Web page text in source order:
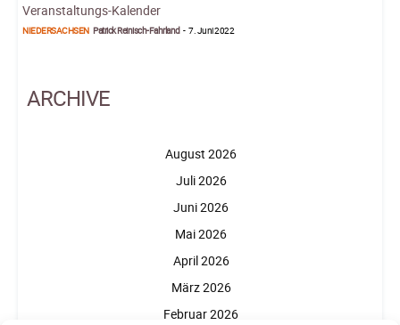
Veranstaltungs-Kalender
NIEDERSACHSEN Patrick Reinisch-Fahrland - 7. Juni 2022
ARCHIVE
August 2026
Juli 2026
Juni 2026
Mai 2026
April 2026
März 2026
Februar 2026